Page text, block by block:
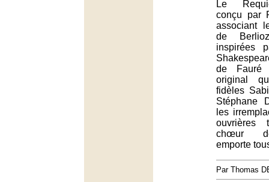
Le
conçu par
associant
de
inspirées
de Fauré
original
fidèles
Stéphane
les
ouvrières
chœur
emporte
Par Thomas